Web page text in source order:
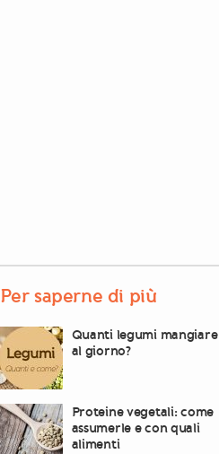
Per saperne di più
Quanti legumi mangiare
al giorno?
Proteine vegetali: come
assumerle e con quali
alimenti